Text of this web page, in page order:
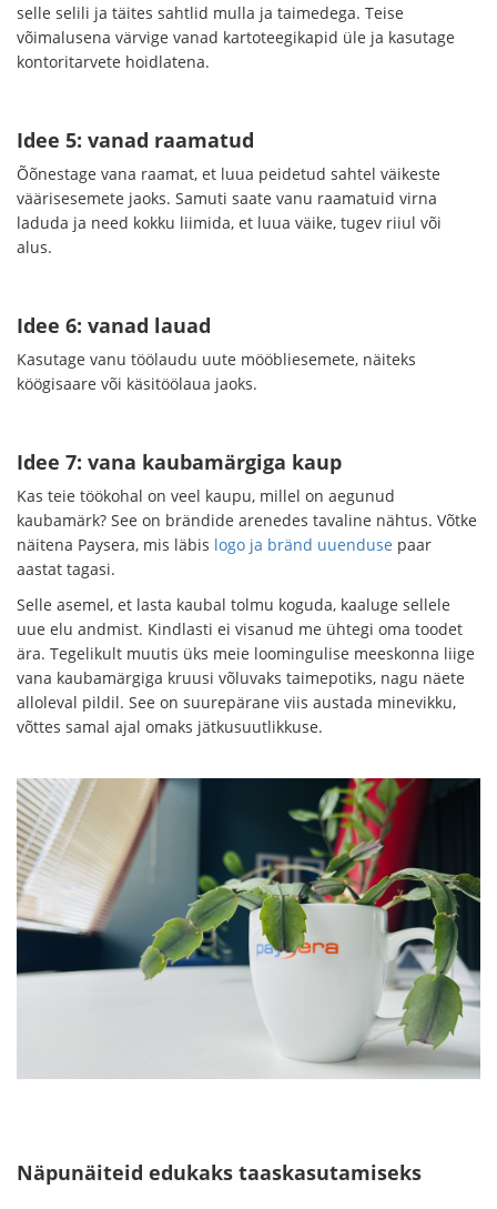
selle selili ja täites sahtlid mulla ja taimedega. Teise
võimalusena värvige vanad kartoteegikapid üle ja kasutage
kontoritarvete hoidlatena.
Idee 5: vanad raamatud
Õõnestage vana raamat, et luua peidetud sahtel väikeste
väärisesemete jaoks. Samuti saate vanu raamatuid virna
laduda ja need kokku liimida, et luua väike, tugev riiul või
alus.
Idee 6: vanad lauad
Kasutage vanu töölaudu uute mööbliesemete, näiteks
köögisaare või käsitöölaua jaoks.
Idee 7: vana kaubamärgiga kaup
Kas teie töökohal on veel kaupu, millel on aegunud
kaubamärk? See on brändide arenedes tavaline nähtus. Võtke
näitena Paysera, mis läbis logo ja bränd uuenduse paar
aastat tagasi.
Selle asemel, et lasta kaubal tolmu koguda, kaaluge sellele
uue elu andmist. Kindlasti ei visanud me ühtegi oma toodet
ära. Tegelikult muutis üks meie loomingulise meeskonna liige
vana kaubamärgiga kruusi võluvaks taimepotiks, nagu näete
alloleval pildil. See on suurepärane viis austada minevikku,
võttes samal ajal omaks jätkusuutlikkuse.
Näpunäiteid edukaks taaskasutamiseks